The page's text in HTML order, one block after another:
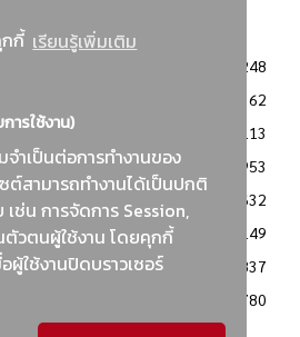
กกี้ เรียนรู้เพิ่มเติม
ารใช้งาน)
ำเป็นต่อการทำงานของ
ซต์สามารถทำงานได้เป็นปกติ
ช่น การจัดการ Session,
วตนผู้ใช้งาน โดยคุกกี้
ผู้ใช้งานปิดบราวเซอร์
3248
2362
2113
1953
ในการจัดซื้อจัดจ้าง
1632
1149
837
780